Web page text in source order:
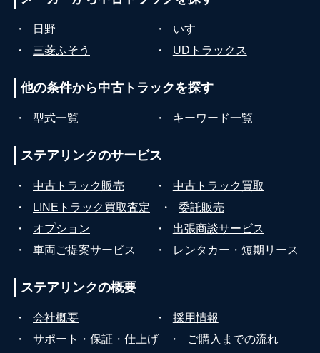
・ 日野 ・
いすゞ
・
三菱ふそう ・ UDトラックス
他の条件から中古トラックを探す
・ 型式一覧 ・ キーワード一覧
ステアリンクのサービス
・ 中古トラック販売 ・
中古トラック買取
・
LINEトラック買取査定 ・
委託販売
・
オプション ・
出張商談サービス
・
車両ご提案サービス ・ レンタカー・短期リース
ステアリンクの概要
・ 会社概要 ・
採用情報
・
サポート・保証・仕上げ ・ ご購入までの流れ